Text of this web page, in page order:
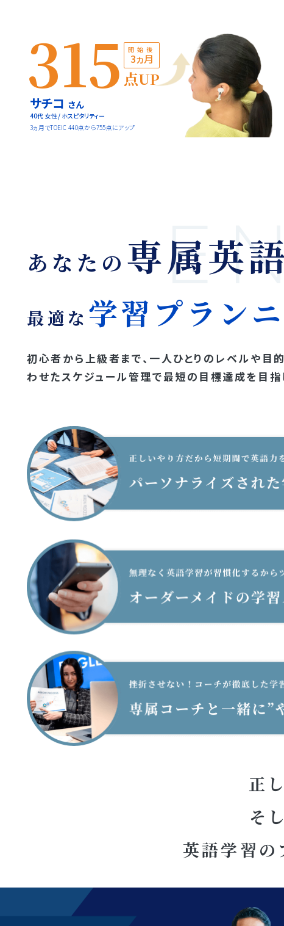
315 開始後
3ヵ月
点UP
サチコ さん
40代 女性 / ホスピタリティー
3ヵ月でTOEIC 440点から755点にアップ
あなたの 専属英
最適な 学習プラン
初心者から上級者まで、一人ひとりのレベルや
わせたスケジュール管理で最短の目標達成を目指
正
そ
英語学習の